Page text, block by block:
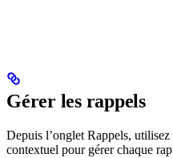
Gérer les rappels
Depuis l’onglet Rappels,
contextuel pour gérer chaque